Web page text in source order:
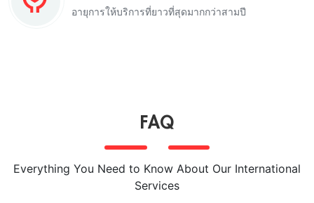
อายุการให้บริการที่ยาวที่สุดมากกว่าสามปี
FAQ
Everything You Need to Know About Our International
Services